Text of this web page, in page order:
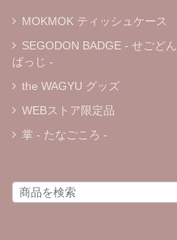
MOKMOK ティッシュケース
SEGODON BADGE - せごどん
ばっじ -
the WAGYU グッズ
WEBストア限定品
掌 - たなごころ -